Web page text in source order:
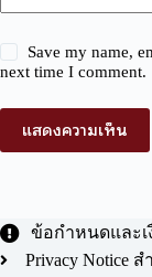
Save my name,
next time I comment.
แสดงความเห็น
ข้อกำหนดและเ
Privacy Notice